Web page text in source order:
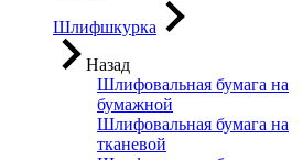
Шлифшкурка
Назад
Шлифовальная бумага на
бумажной
Шлифовальная бумага на
тканевой